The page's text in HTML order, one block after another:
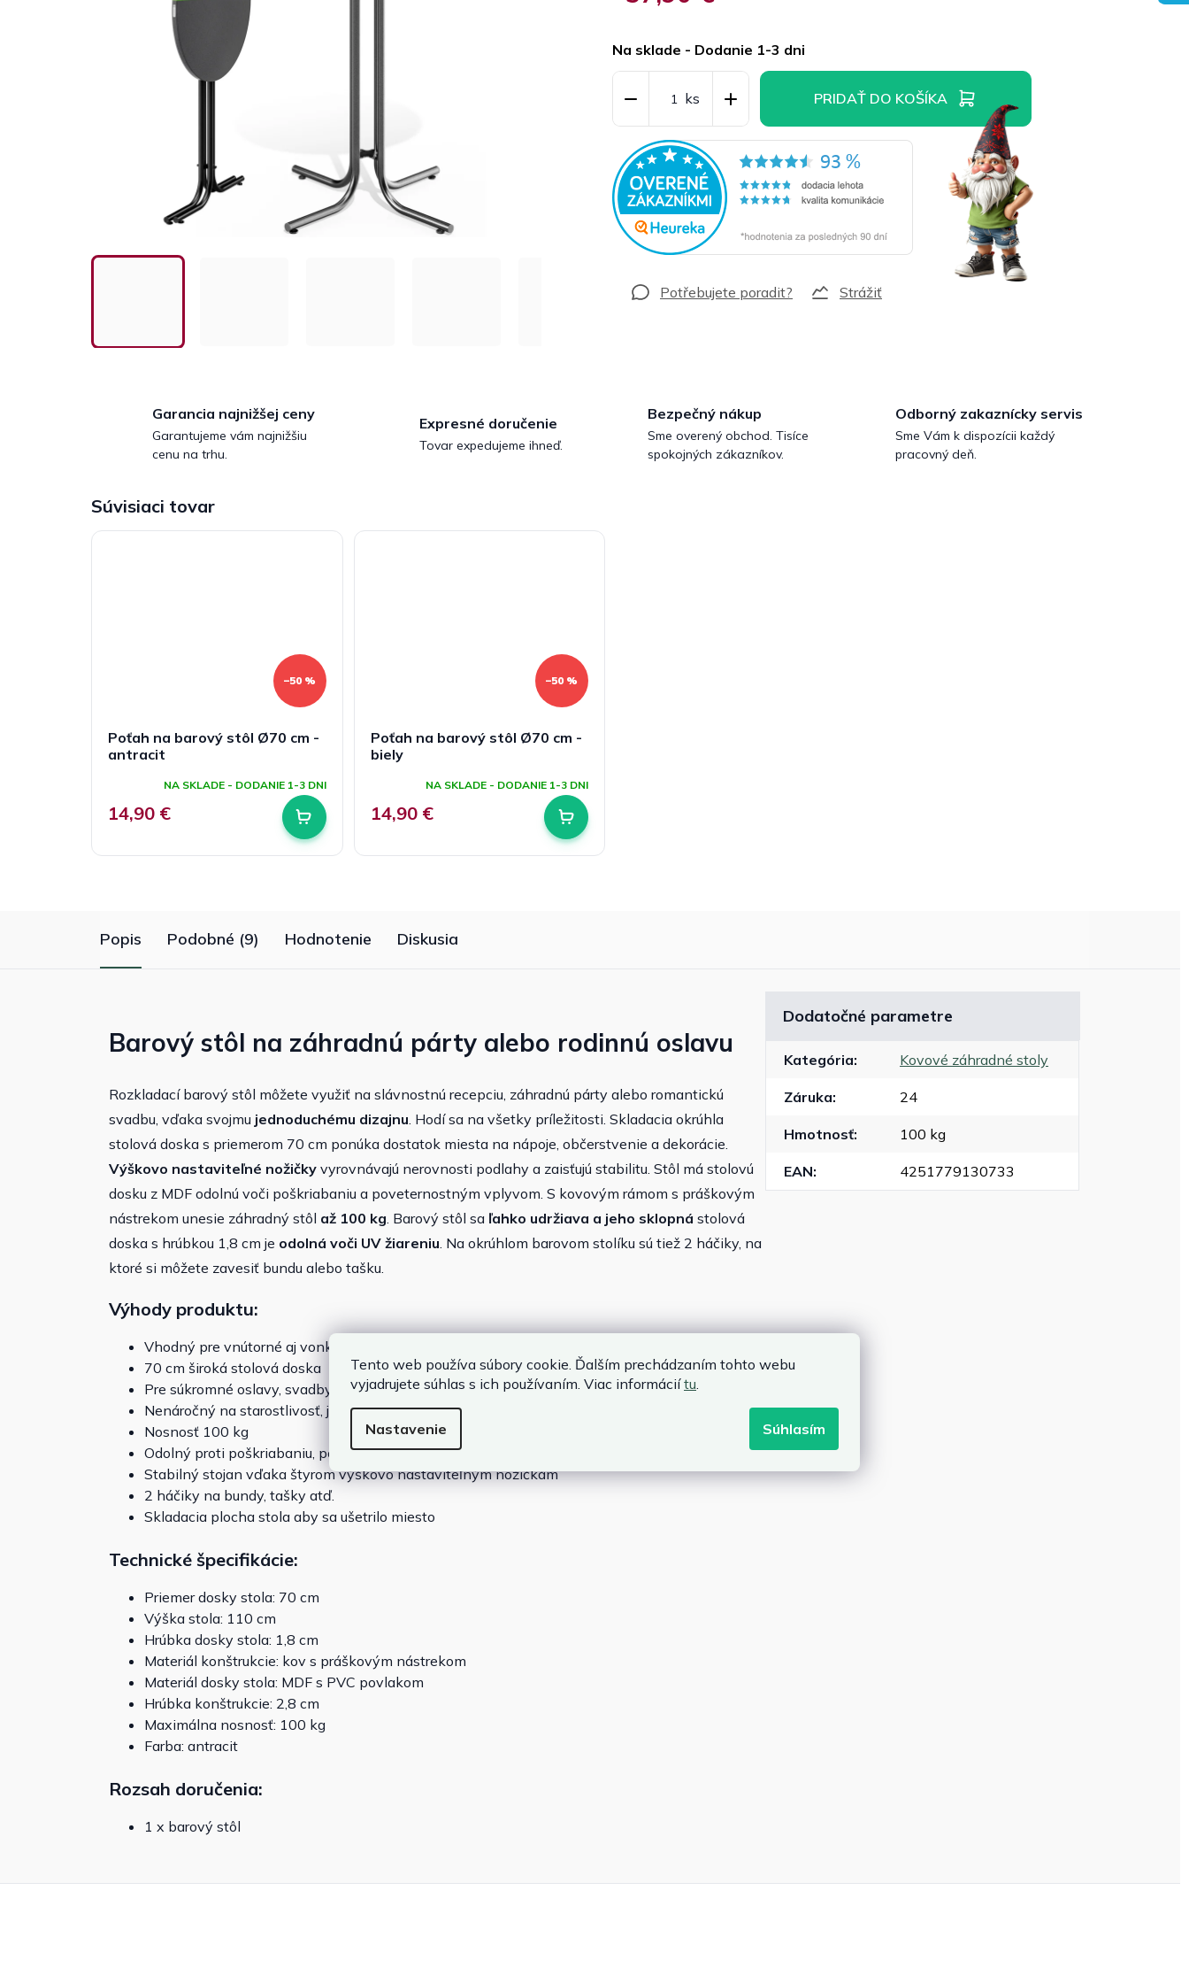
Tento web používa súbory cookie. Ďalším prechádzaním tohto webu
vyjadrujete súhlas s ich používaním. Viac informáciítu.
Nastavenie Súhlasím
cena:
Na sklade - Dodanie 1-3 dni
PRIDAŤ DO KOŠÍKA
Strážiť
Garancia najnižšej ceny
Garantujeme vám najnižšiu
cenu na trhu.
Expresné doručenie
Tovar expedujeme ihneď.
Bezpečný nákup
Sme overený obchod. Tisíce
spokojných zákazníkov.
Odborný zakaznícky servis
Sme Vám k dispozícii každý
pracovný deň.
Súvisiaci tovar
–50 %
Poťah na barový stôl Ø70 cm -
antracit
NA SKLADE - DODANIE 1-3 DNI
14,90 €
–50 %
Poťah na barový stôl Ø70 cm -
biely
NA SKLADE - DODANIE 1-3 DNI
14,90 €
Popis Podobné (9) Hodnotenie Diskusia
Barový stôl na záhradnú párty alebo rodinnú oslavu
Rozkladací barový stôl môžete využiť na slávnostnú recepciu, záhradnú párty alebo romantickú
svadbu, vďaka svojmu jednoduchému dizajnu . Hodí sa na všetky príležitosti. Skladacia okrúhla
stolová doska s priemerom 70 cm ponúka dostatok miesta na nápoje, občerstvenie a dekorácie.
Výškovo nastaviteľné nožičky vyrovnávajú nerovnosti podlahy a zaisťujú stabilitu. Stôl má stolovú
dosku z MDF odolnú voči poškriabaniu a poveternostným vplyvom. S kovovým rámom s práškovým
nástrekom unesie záhradný stôl až 100 kg . Barový stôl sa ľahko udržiava a jeho sklopná stolová
doska s hrúbkou 1,8 cm je odolná voči UV žiareniu . Na okrúhlom barovom stolíku sú tiež 2 háčiky, na
ktoré si môžete zavesiť bundu alebo tašku.
Výhody produktu:
Vhodný pre vnútorné aj vonkajšie použitie
70 cm široká stolová doska
Pre súkromné ​​oslavy, svadby a iné akcie
Nenáročný na starostlivosť, jednoduché čistenie
Nosnosť 100 kg
Odolný proti poškriabaniu, poveternostným vplyvom a UV žiareniu
Stabilný stojan vďaka štyrom výškovo nastaviteľným nožičkám
2 háčiky na bundy, tašky atď.
Skladacia plocha stola aby sa ušetrilo miesto
Technické špecifikácie:
Priemer dosky stola: 70 cm
Výška stola: 110 cm
Hrúbka dosky stola: 1,8 cm
Materiál konštrukcie: kov s práškovým nástrekom
Materiál dosky stola: MDF s PVC povlakom
Hrúbka konštrukcie: 2,8 cm
Maximálna nosnosť: 100 kg
Farba: antracit
Rozsah doručenia:
1 x barový stôl
Dodatočné parametre
Kategória: Kovové záhradné stoly
Záruka: 24
Hmotnosť: 100 kg
EAN: 4251779130733